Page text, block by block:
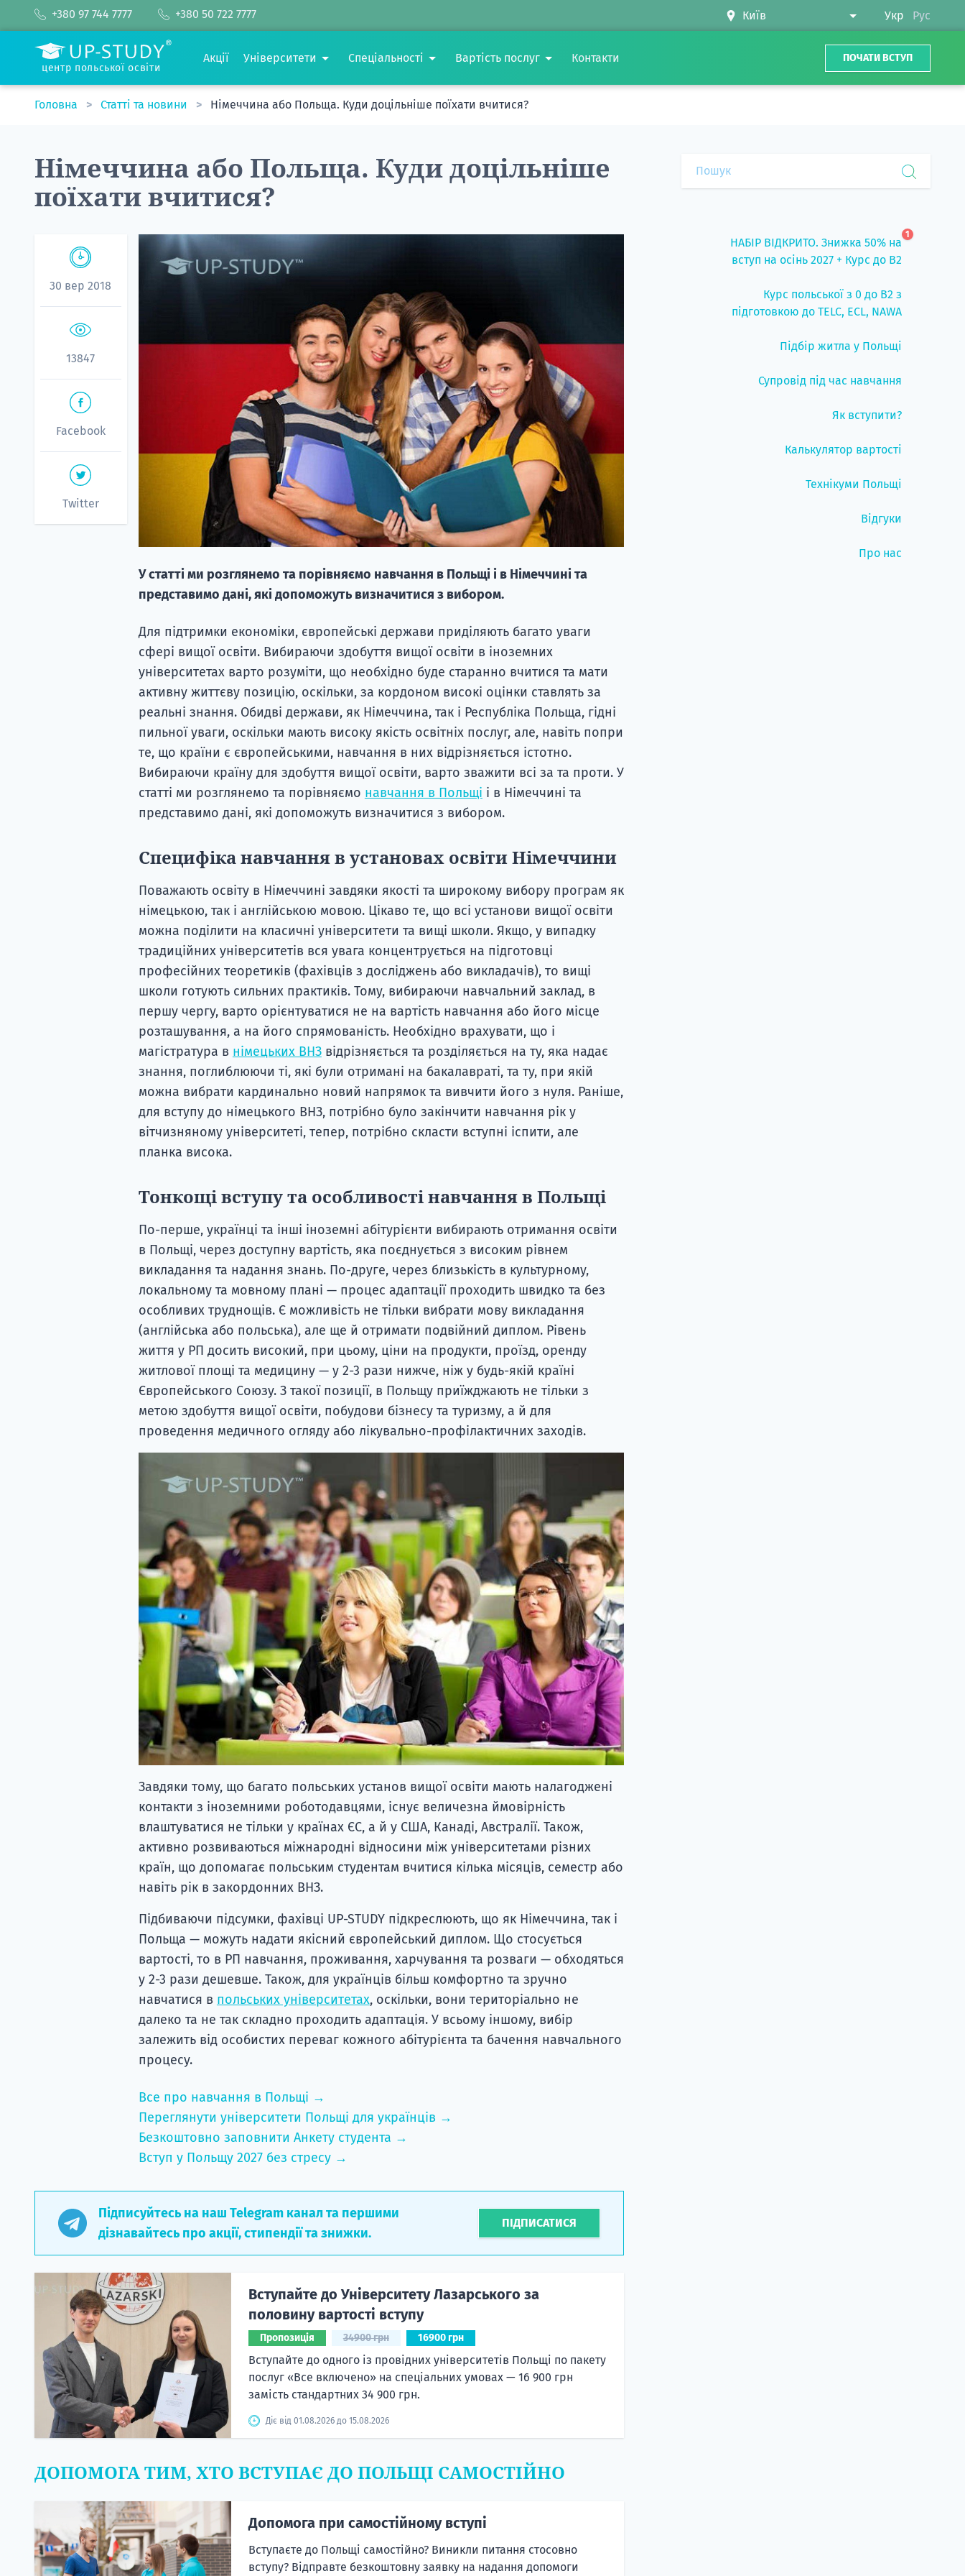
+380 97 744 7777 +380 50 722 7777 Укр Рус
центр польської освіти
Акції Університети Спеціальності Вартість послуг Контакти ПОЧАТИ ВСТУП
Головна Статті та новини Німеччина або Польща. Куди доцільніше поїхати вчитися?
Німеччина або Польща. Куди доцільніше
поїхати вчитися?
30 вер 2018
13847
Facebook
Twitter
У статті ми розглянемо та порівняємо навчання в Польщі і в Німеччині та
представимо дані, які допоможуть визначитися з вибором.
Для підтримки економіки, європейські держави приділяють багато уваги
сфері вищої освіти. Вибираючи здобуття вищої освіти в іноземних
університетах варто розуміти, що необхідно буде старанно вчитися та мати
активну життєву позицію, оскільки, за кордоном високі оцінки ставлять за
реальні знання. Обидві держави, як Німеччина, так і Республіка Польща, гідні
пильної уваги, оскільки мають високу якість освітніх послуг, але, навіть попри
те, що країни є європейськими, навчання в них відрізняється істотно.
Вибираючи країну для здобуття вищої освіти, варто зважити всі за та проти. У
статті ми розглянемо та порівняємо навчання в Польщі і в Німеччині та
представимо дані, які допоможуть визначитися з вибором.
Специфіка навчання в установах освіти Німеччини
Поважають освіту в Німеччині завдяки якості та широкому вибору програм як
німецькою, так і англійською мовою. Цікаво те, що всі установи вищої освіти
можна поділити на класичні університети та вищі школи. Якщо, у випадку
традиційних університетів вся увага концентрується на підготовці
професійних теоретиків (фахівців з досліджень або викладачів), то вищі
школи готують сильних практиків. Тому, вибираючи навчальний заклад, в
першу чергу, варто орієнтуватися не на вартість навчання або його місце
розташування, а на його спрямованість. Необхідно врахувати, що і
магістратура в німецьких ВНЗвідрізняється та розділяється на ту, яка надає
знання, поглиблюючи ті, які були отримані на бакалавраті, та ту, при якій
можна вибрати кардинально новий напрямок та вивчити його з нуля. Раніше,
для вступу до німецького ВНЗ, потрібно було закінчити навчання рік у
вітчизняному університеті, тепер, потрібно скласти вступні іспити, але
планка висока.
Тонкощі вступу та особливості навчання в Польщі
По-перше, українці та інші іноземні абітурієнти вибирають отримання освіти
в Польщі, через доступну вартість, яка поєднується з високим рівнем
викладання та надання знань. По-друге, через близькість в культурному,
локальному та мовному плані — процес адаптації проходить швидко та без
особливих труднощів. Є можливість не тільки вибрати мову викладання
(англійська або польська), але ще й отримати подвійний диплом. Рівень
життя у РП досить високий, при цьому, ціни на продукти, проїзд, оренду
житлової площі та медицину — у 2-3 рази нижче, ніж у будь-якій країні
Європейського Союзу. З такої позиції, в Польщу приїжджають не тільки з
метою здобуття вищої освіти, побудови бізнесу та туризму, а й для
проведення медичного огляду або лікувально-профілактичних заходів.
Завдяки тому, що багато польських установ вищої освіти мають налагоджені
контакти з іноземними роботодавцями, існує величезна ймовірність
влаштуватися не тільки у країнах ЄС, а й у США, Канаді, Австралії. Також,
активно розвиваються міжнародні відносини між університетами різних
країн, що допомагає польським студентам вчитися кілька місяців, семестр або
навіть рік в закордонних ВНЗ.
Підбиваючи підсумки, фахівці UP-STUDY підкреслюють, що як Німеччина, так і
Польща — можуть надати якісний європейський диплом. Що стосується
вартості, то в РП навчання, проживання, харчування та розваги — обходяться
у 2-3 рази дешевше. Також, для українців більш комфортно та зручно
навчатися в польських університетах, оскільки, вони територіально не
далеко та не так складно проходить адаптація. У всьому іншому, вибір
залежить від особистих переваг кожного абітурієнта та бачення навчального
процесу.
Все про навчання в Польщі →
Переглянути університети Польщі для українців →
Безкоштовно заповнити Анкету студента →
Вступ у Польщу 2027 без стресу →
Підписуйтесь на наш Telegram канал та першими
дізнавайтесь про акції, стипендії та знижки.
ПІДПИСАТИСЯ
Вступайте до Університету Лазарського за
половину вартості вступу
Пропозиція 34900 грн 16900 грн
Вступайте до одного із провідних університетів Польщі по пакету
послуг «Все включено» на спеціальних умовах — 16 900 грн
замість стандартних 34 900 грн.
Діє від 01.08.2026 до 15.08.2026
ДОПОМОГА ТИМ, ХТО ВСТУПАЄ ДО ПОЛЬЩІ САМОСТІЙНО
Допомога при самостійному вступі
Вступаєте до Польщі самостійно? Виникли питання стосовно
вступу? Відправте безкоштовну заявку на надання допомоги
НАБІР ВІДКРИТО. Знижка 50% на
вступ на осінь 2027 + Курс до B2
1
Курс польської з 0 до B2 з
підготовкою до TELC, ECL, NAWA
Підбір житла у Польщі
Супровід під час навчання
Як вступити?
Калькулятор вартості
Технікуми Польщі
Відгуки
Про нас